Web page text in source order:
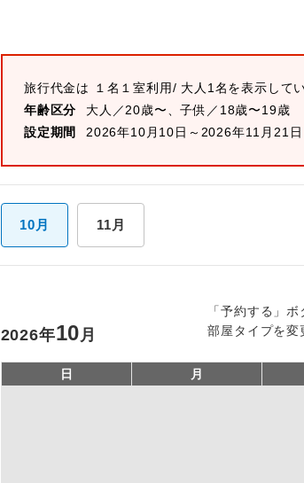
旅行代金は １名１室利用/ 大人1名を表示してい
年齢区分
大人／20歳〜、子供／18歳〜19歳
設定期間
2026年10月10日～2026年11月21日
10月 11月
「予約する」
部屋タイプを変
2026年10 月
日 月